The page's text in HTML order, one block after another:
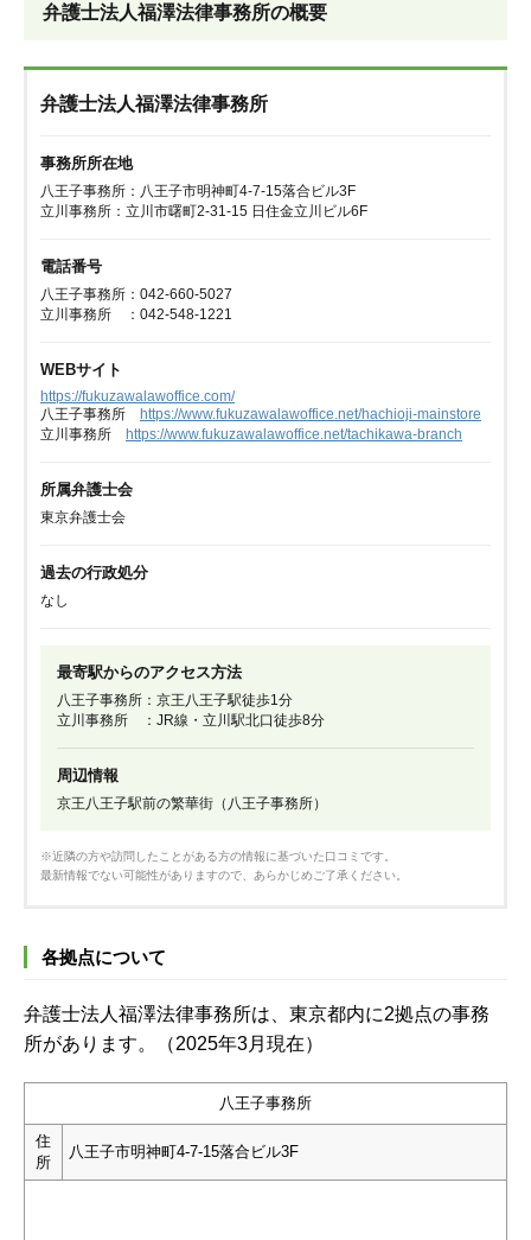
弁護士法人福澤法律事務所の概要
弁護士法人福澤法律事務所
事務所所在地
八王子事務所：八王子市明神町4-7-15落合ビル3F
立川事務所：立川市曙町2-31-15 日住金立川ビル6F
電話番号
八王子事務所：042-660-5027
立川事務所 ：042-548-1221
WEBサイト
https://fukuzawalawoffice.com/
八王子事務所 https://www.fukuzawalawoffice.net/hachioji-mainstore
立川事務所 https://www.fukuzawalawoffice.net/tachikawa-branch
所属弁護士会
東京弁護士会
過去の行政処分
なし
最寄駅からのアクセス方法
八王子事務所：京王八王子駅徒歩1分
立川事務所 ：JR線・立川駅北口徒歩8分
周辺情報
京王八王子駅前の繁華街（八王子事務所）
※近隣の方や訪問したことがある方の情報に基づいた口コミです。
最新情報でない可能性がありますので、あらかじめご了承ください。
各拠点について
弁護士法人福澤法律事務所は、東京都内に2拠点の事務
所があります。（2025年3月現在）
八王子事務所
住
所
八王子市明神町4-7-15落合ビル3F